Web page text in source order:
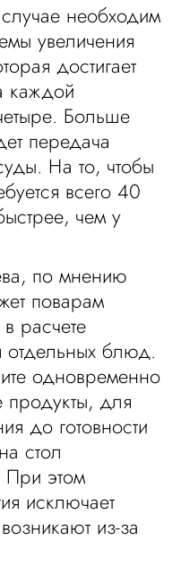
необходим
увеличения
достигает
каждой
Больше
передача
На то, чтобы
всего 40
чем у
по мнению
поварам
расчете
отдельных блюд.
одновременно
продукты, для
до готовности
стол
При этом
исключает
из-за